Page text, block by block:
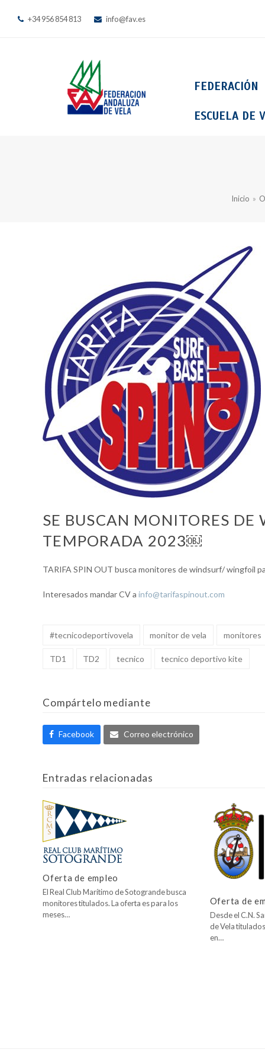
+34 956 854 813 info@fav.es
FEDERACIÓN
ESCUELA DE
Inicio »
SE BUSCAN MONITORES
TEMPORADA 2023￼
TARIFA SPIN OUT busca monitores de windsurf/ wingfoil
Interesados mandar CV a info@tarifaspinout.com
#tecnicodeportivovela monitor de vela monitores
TD1 TD2 tecnico tecnico deportivo kite
Compártelo mediante
Facebook Correo electrónico
Entradas relacionadas
Oferta de empleo
El Real Club Marítimo de Sotogrande busca
monitores titulados. La oferta es para los
meses…
Oferta de
Desde el C.N.
de Vela
en…